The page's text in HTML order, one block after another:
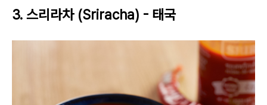
3. 스리라차 (Sriracha) - 태국